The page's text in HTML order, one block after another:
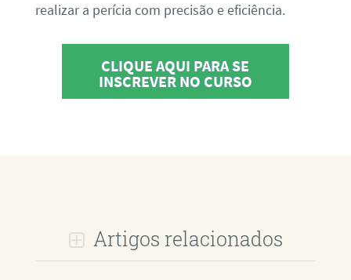
realizar a perícia com precisão e eficiência.
CLIQUE AQUI PARA SE
INSCREVER NO CURSO
Artigos relacionados